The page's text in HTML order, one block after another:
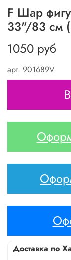
арт. 901689V
F Шар
33"/83 см
1050 руб
Доставка по